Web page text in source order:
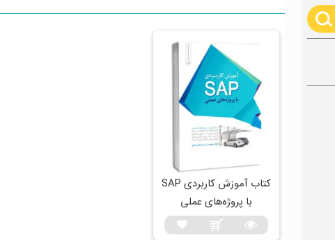
کتاب آموزش کاربردی SAP
با پروژه‌های عملی